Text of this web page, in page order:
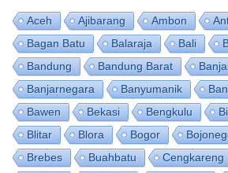
Aceh Ajibarang Ambon
Bagan Batu
Balaraja Bali
Bandung
Bandung Barat
Banjarnegara
Banyumanik
Bawen
Bekasi Bengkulu
Blitar
Blora Bogor
Brebes
Buahbatu Cengkareng